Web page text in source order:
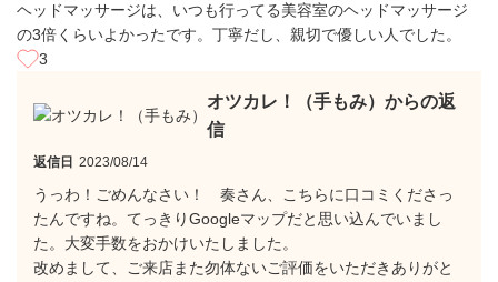
ヘッドマッサージは、いつも行ってる美容室のヘッドマッサージ
の3倍くらいよかったです。丁寧だし、親切で優しい人でした。
3
オツカレ！（手もみ）からの返
信
返信日 2023/08/14
うっわ！ごめんなさい！ 奏さん、こちらに口コミくださっ
たんですね。てっきりGoogleマップだと思い込んでいまし
た。大変手数をおかけいたしました。
改めまして、ご来店また勿体ないご評価をいただきありがと